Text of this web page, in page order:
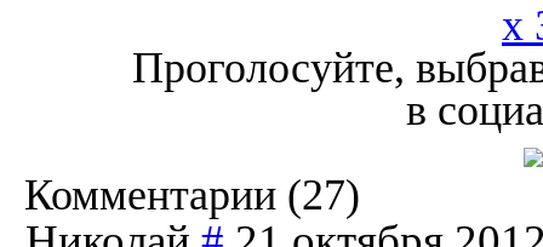
x
Проголосуйте,
в
Комментарии (27)